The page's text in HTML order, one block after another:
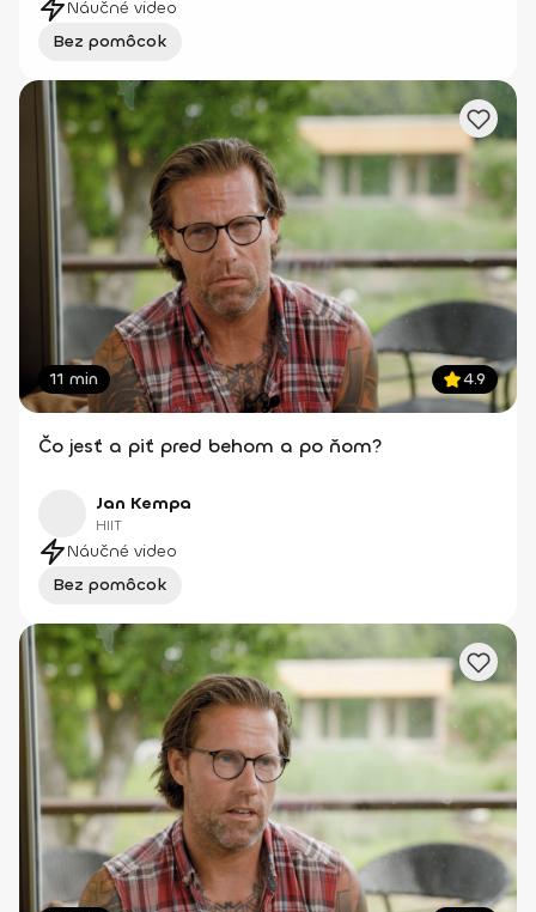
Náučné video
Bez pomôcok
11 min 4.9
Čo jesť a piť pred behom a po ňom?
Jan Kempa
HIIT
Náučné video
Bez pomôcok